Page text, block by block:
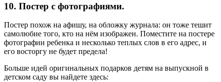
10.​ Постер с фотографиями.
Постер похож на афишу, на обложку журнала: он тоже тешит
самолюбие того, кто на нём изображен. Поместите на постере
фотографии ребенка и несколько теплых слов в его адрес, и
его восторгу не будет предела!
Больше идей оригинальных подарков детям на выпускной в
детском саду вы найдете здесь: